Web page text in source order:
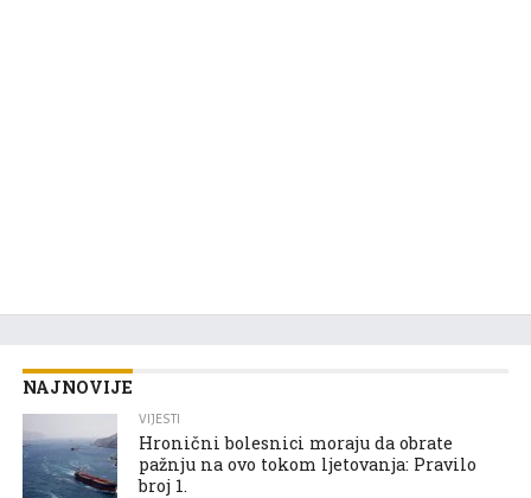
NAJNOVIJE
VIJESTI
Hronični bolesnici moraju da obrate
pažnju na ovo tokom ljetovanja: Pravilo
broj 1.